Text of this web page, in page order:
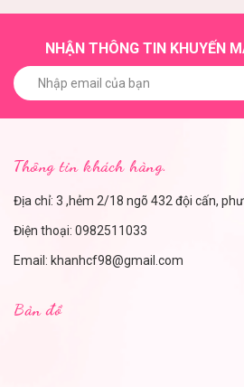
NHẬN THÔNG TIN KHUYẾN
Thông tin khách hàng.
Địa chỉ: 3 ,hẻm 2/18 ngõ 432 đội cấn,
Điện thoại: 0982511033
Email: khanhcf98@gmail.com
Bản đồ